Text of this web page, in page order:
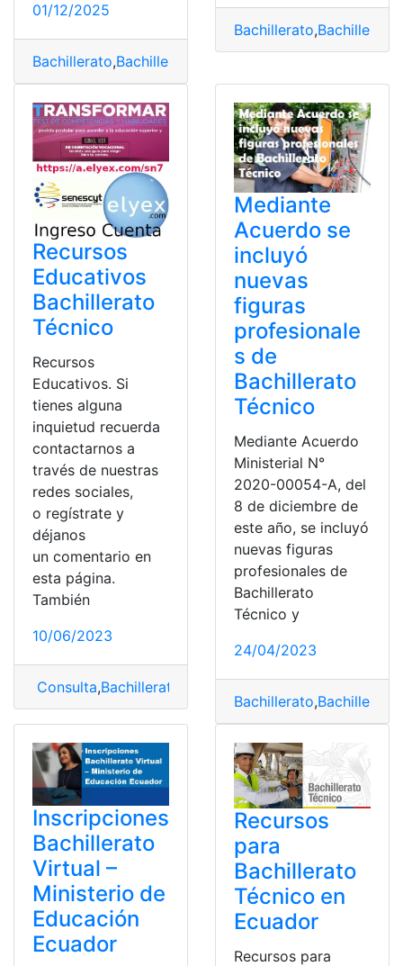
01/12/2025
Bachillerato,Bachillerato Técnico
Bachillerato,Bachillerato
Recursos
Educativos
Bachillerato
Técnico
Recursos
Educativos. Si
tienes alguna
inquietud recuerda
contactarnos a
través de nuestras
redes sociales,
o regístrate y
déjanos
un comentario en
esta página.
También
10/06/2023
Consulta,Bachillerato
Mediante
Acuerdo se
incluyó
nuevas
figuras
profesionale
s de
Bachillerato
Técnico
Mediante Acuerdo
Ministerial N°
2020-00054-A, del
8 de diciembre de
este año, se incluyó
nuevas figuras
profesionales de
Bachillerato
Técnico y
24/04/2023
Bachillerato,Bachillerato
Inscripciones
Bachillerato
Virtual –
Ministerio de
Educación
Ecuador
Recursos
para
Bachillerato
Técnico en
Ecuador
Recursos para